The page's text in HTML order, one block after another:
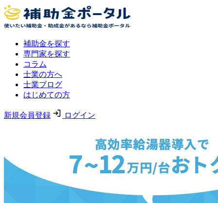
補助金を探す
専門家を探す
コラム
士業の方へ
士業ブログ
はじめての方
新規会員登録 ログイン